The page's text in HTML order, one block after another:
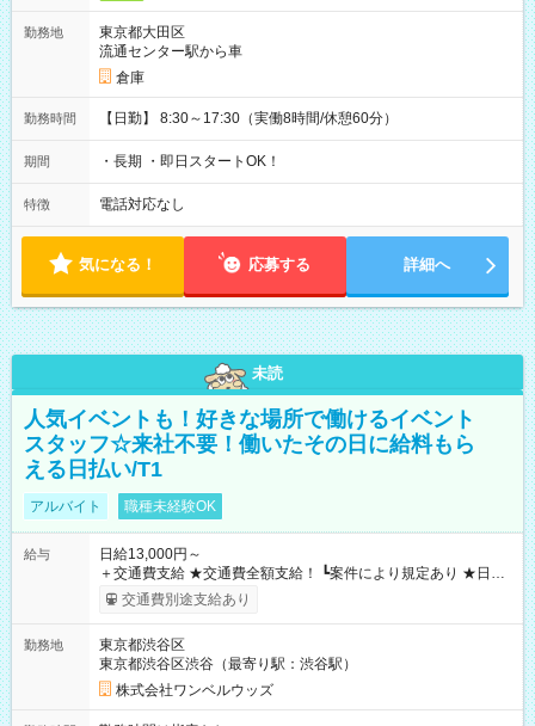
勤務地
東京都大田区
流通センター駅から車
倉庫
勤務時間 【日勤】 8:30～17:30（実働8時間/休憩60分）
期間 ・長期 ・即日スタートOK！
特徴 電話対応なし
気になる！ 応募する 詳細へ
未読
人気イベントも！好きな場所で働けるイベント
スタッフ☆来社不要！働いたその日に給料もら
える日払い/T1
アルバイト 職種未経験OK
給与
日給13,000円～
＋交通費支給 ★交通費全額支給！ ┗案件により規定あり ★日払
いOK！（規定あり） ┗働いたその日に現金GET♪ お仕事後はコ
ンビニATMから 日払い分を引き落とせます！ 【試用期間】試
交通費別途支給あり
勤務地
東京都渋谷区
東京都渋谷区渋谷（最寄り駅：渋谷駅）
株式会社ワンベルウッズ